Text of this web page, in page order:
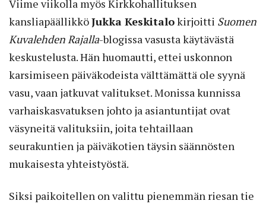
Viime viikolla myös Kirkkohallituksen
kansliapäällikköJukka Keskitalokirjoitti Suomen
Kuvalehden Rajalla-blogissa vasusta käytävästä
keskustelusta. Hän huomautti, ettei uskonnon
karsimiseen päiväkodeista välttämättä ole syynä
vasu, vaan jatkuvat valitukset. Monissa kunnissa
varhaiskasvatuksen johto ja asiantuntijat ovat
väsyneitä valituksiin, joita tehtaillaan
seurakuntien ja päiväkotien täysin säännösten
mukaisesta yhteistyöstä.
Siksi paikoitellen on valittu pienemmän riesan tie